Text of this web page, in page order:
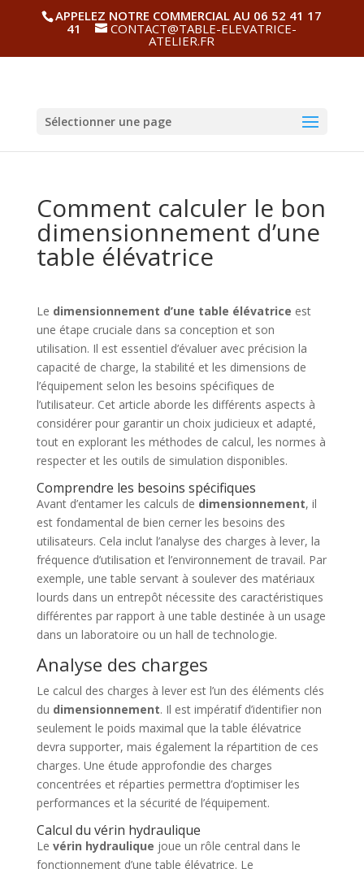
APPELEZ NOTRE COMMERCIAL AU 06 52 41 17
41
CONTACT@TABLE-ELEVATRICE-
ATELIER.FR
Sélectionner une page
Comment calculer le bon
dimensionnement d’une
table élévatrice
Le dimensionnement d’une table élévatrice est
une étape cruciale dans sa conception et son
utilisation. Il est essentiel d’évaluer avec précision la
capacité de charge, la stabilité et les dimensions de
l’équipement selon les besoins spécifiques de
l’utilisateur. Cet article aborde les différents aspects à
considérer pour garantir un choix judicieux et adapté,
tout en explorant les méthodes de calcul, les normes à
respecter et les outils de simulation disponibles.
Comprendre les besoins spécifiques
Avant d’entamer les calculs de dimensionnement, il
est fondamental de bien cerner les besoins des
utilisateurs. Cela inclut l’analyse des charges à lever, la
fréquence d’utilisation et l’environnement de travail. Par
exemple, une table servant à soulever des matériaux
lourds dans un entrepôt nécessite des caractéristiques
différentes par rapport à une table destinée à un usage
dans un laboratoire ou un hall de technologie.
Analyse des charges
Le calcul des charges à lever est l’un des éléments clés
du dimensionnement. Il est impératif d’identifier non
seulement le poids maximal que la table élévatrice
devra supporter, mais également la répartition de ces
charges. Une étude approfondie des charges
concentrées et réparties permettra d’optimiser les
performances et la sécurité de l’équipement.
Calcul du vérin hydraulique
Le vérin hydraulique joue un rôle central dans le
fonctionnement d’une table élévatrice. Le